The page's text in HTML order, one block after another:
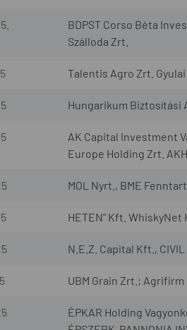
BDPST Corso Béta
Szálloda Zrt.
Talentis Agro Zrt. Gyulai
Hungarikum Biztosítási
AK Capital Investment
Europe Holding Zrt.
MOL Nyrt., BME
HETEN” Kft. WhiskyNet
N.E.Z. Capital Kft.,
UBM Grain Zrt.; Agrifirm
ÉPKAR Holding